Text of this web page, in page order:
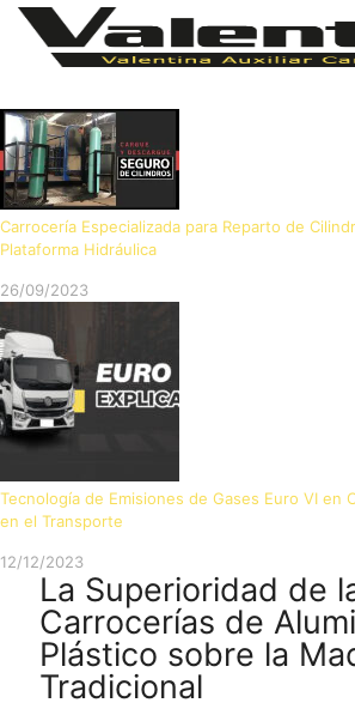
Carrocería Especializada para Reparto de
Plataforma Hidráulica
26/09/2023
Tecnología de Emisiones de Gases Euro VI en
en el Transporte
12/12/2023
La Superioridad de
Carrocerías de
Plástico sobre la
Tradicional